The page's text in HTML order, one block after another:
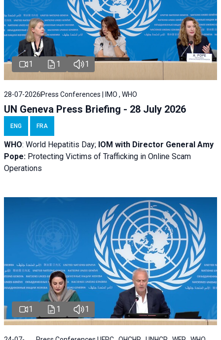
1 1 1
28-07-2026Press Conferences | IMO , WHO
UN Geneva Press Briefing - 28 July 2026
ENG FRA
WHO: World Hepatitis Day; IOM with Director General Amy
Pope: Protecting Victims of Trafficking in Online Scam
Operations
1 1 1